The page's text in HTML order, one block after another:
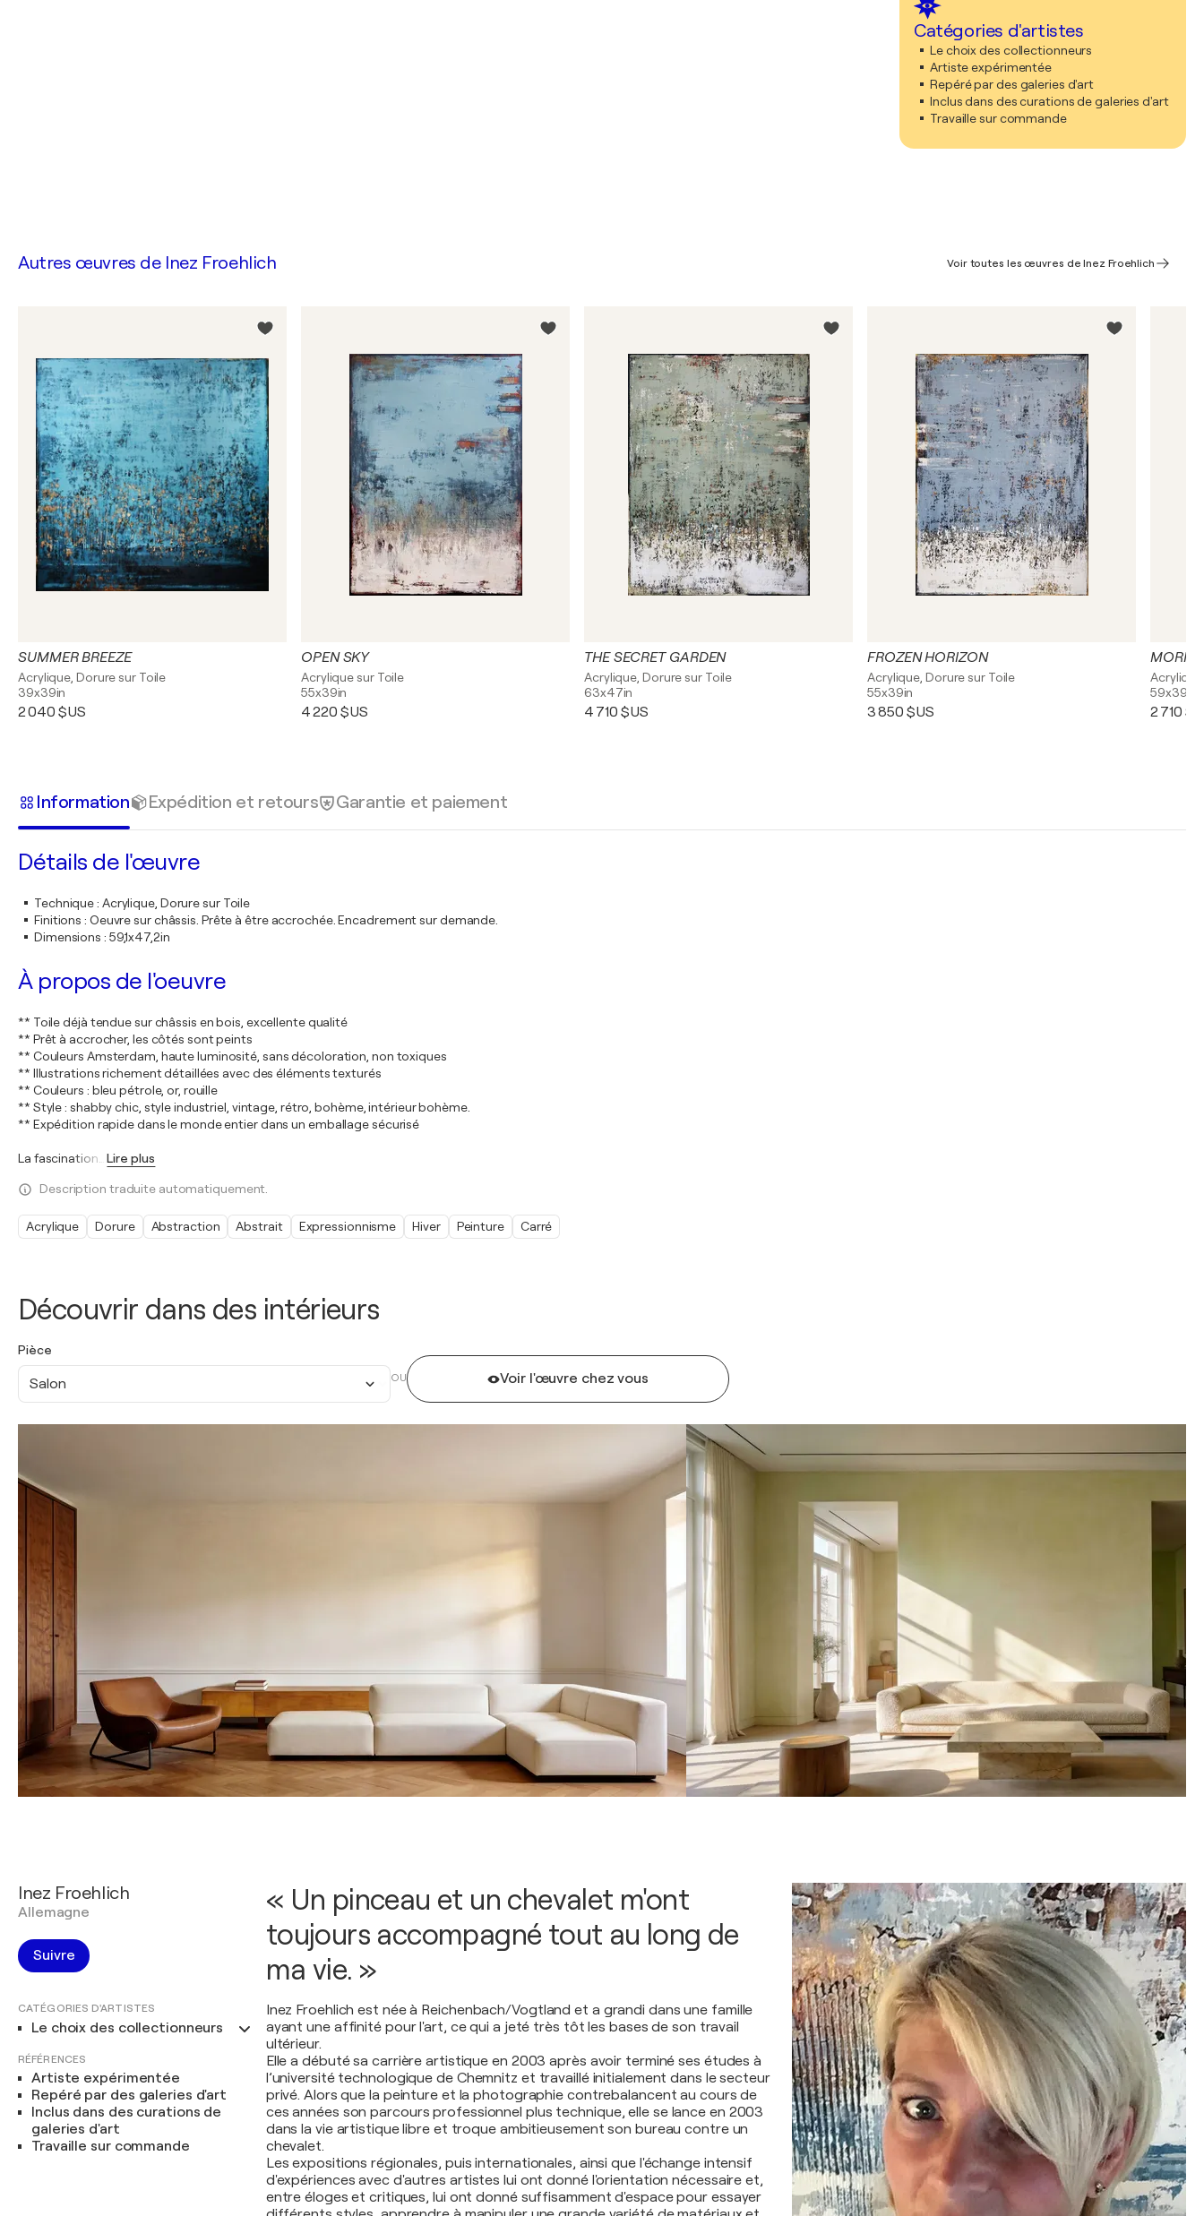
Catégories d'artistes
Le choix des collectionneurs
Artiste expérimentée
Repéré par des galeries d'art
Inclus dans des curations de galeries d'art
Travaille sur commande
Découvrir dans des intérieurs
Pièce
Salon OU Voir l'œuvre chez vous
Autres œuvres de Inez Froehlich Voir toutes les œuvres de Inez Froehlich
SUMMER BREEZE
Acrylique, Dorure sur Toile
39x39in
2 040 $US
OPEN SKY
Acrylique sur Toile
55x39in
4 220 $US
THE SECRET GARDEN
Acrylique, Dorure sur Toile
63x47in
4 710 $US
FROZEN HORIZON
Acrylique, Dorure sur Toile
55x39in
3 850 $US
59x39in
2 710
Information Expédition et retours Garantie et paiement
Détails de l'œuvre
Technique: Acrylique, Dorure sur Toile
Finitions : Oeuvre sur châssis. Prête à être accrochée. Encadrement sur demande.
Dimensions : 59,1x47,2in
À propos de l'oeuvre
** Toile déjà tendue sur châssis en bois, excellente qualité
** Prêt à accrocher, les côtés sont peints
** Couleurs Amsterdam, haute luminosité, sans décoloration, non toxiques
** Illustrations richement détaillées avec des éléments texturés
** Couleurs : bleu pétrole, or, rouille
** Style : shabby chic, style industriel, vintage, rétro, bohème, intérieur bohème.
** Expédition rapide dans le monde entier dans un emballage sécurisé
La fascination Lire plus
Description traduite automatiquement.
Acrylique Dorure Abstraction Abstrait Expressionnisme Hiver Peinture Carré
Inez Froehlich
Allemagne
Suivre
CATÉGORIES D'ARTISTES
Le choix des collectionneurs
RÉFÉRENCES
Artiste expérimentée
Repéré par des galeries d'art
Inclus dans des curations de
galeries d'art
Travaille sur commande
« Un pinceau et un chevalet m'ont
toujours accompagné tout au long de
ma vie. »
Inez Froehlich est née à Reichenbach/Vogtland et a grandi dans une famille
ayant une affinité pour l'art, ce qui a jeté très tôt les bases de son travail
ultérieur.
Elle a débuté sa carrière artistique en 2003 après avoir terminé ses études à
l’université technologique de Chemnitz et travaillé initialement dans le secteur
privé. Alors que la peinture et la photographie contrebalancent au cours de
ces années son parcours professionnel plus technique, elle se lance en 2003
dans la vie artistique libre et troque ambitieusement son bureau contre un
chevalet.
Les expositions régionales, puis internationales, ainsi que l'échange intensif
d'expériences avec d'autres artistes lui ont donné l'orientation nécessaire et,
entre éloges et critiques, lui ont donné suffisamment d'espace pour essayer